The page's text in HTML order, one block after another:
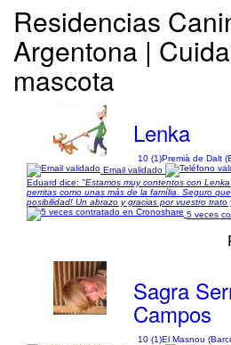
Residencias
Argentona |
mascota
Lenka
10 (1)Premià de Dalt
Email validado
Eduard dice: "Estamos muy contentos con
perritas como unas más de la família. Seguro
posibilidad! Un abrazo y gracias por vuestro trato
5 veces
Sagra
Campos
10 (1)El Masnou